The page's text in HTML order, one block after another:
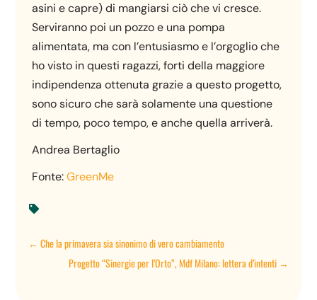
asini e capre) di mangiarsi ciò che vi cresce.
Serviranno poi un pozzo e una pompa
alimentata, ma con l’entusiasmo e l’orgoglio che
ho visto in questi ragazzi, forti della maggiore
indipendenza ottenuta grazie a questo progetto,
sono sicuro che sarà solamente una questione
di tempo, poco tempo, e anche quella arriverà.
Andrea Bertaglio
Fonte:GreenMe

←Che la primavera sia sinonimo di vero cambiamento
Progetto “Sinergie per l’Orto”, Mdf Milano: lettera d’intenti→